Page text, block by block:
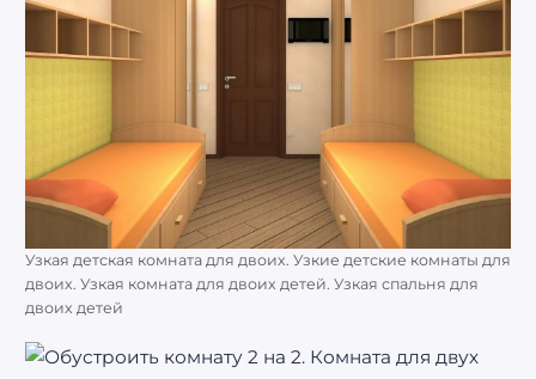
Узкая детская комната для двоих. Узкие детские комнаты для
двоих. Узкая комната для двоих детей. Узкая спальня для
двоих детей